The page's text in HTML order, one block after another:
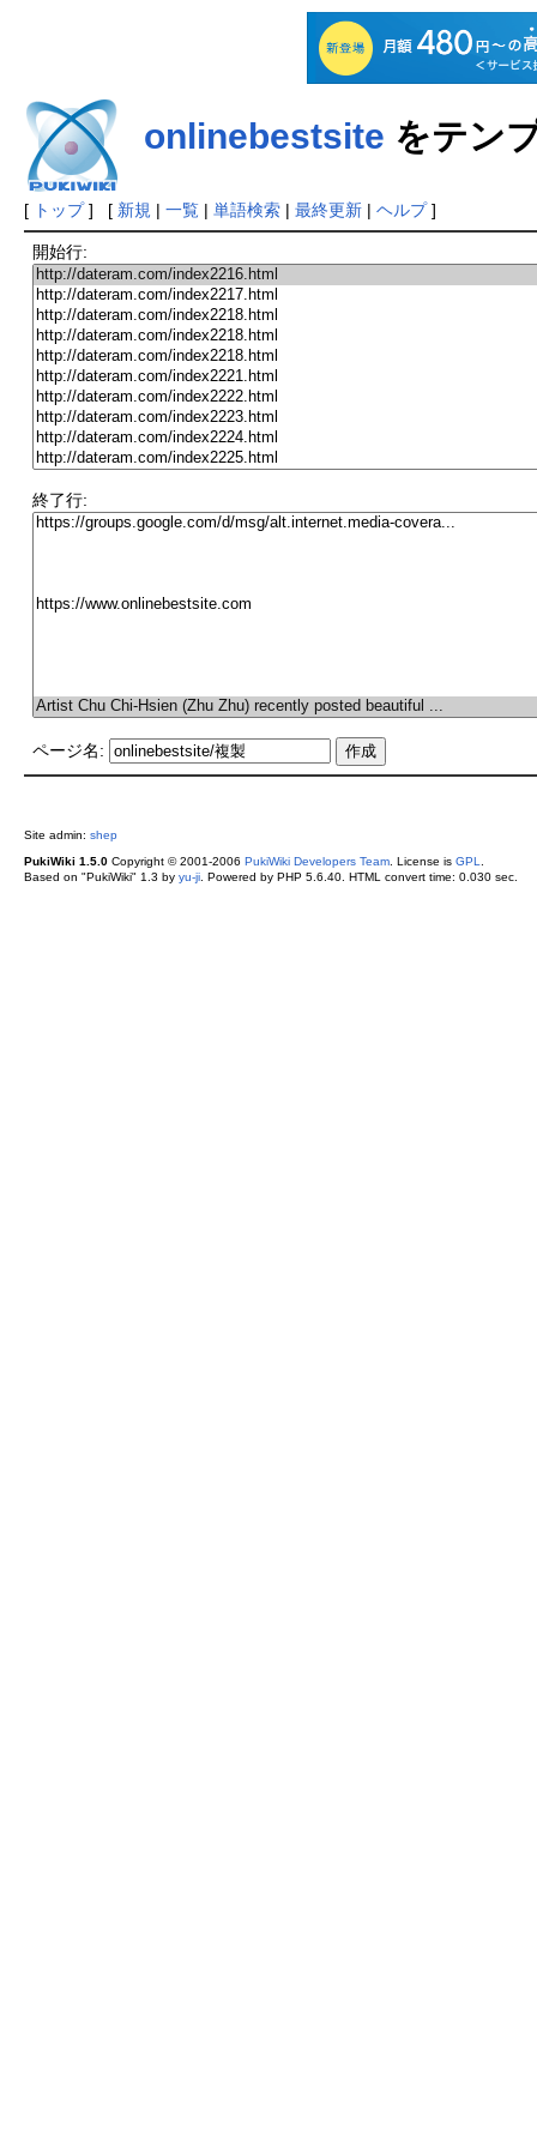
onlinebestsite をテン
[ トップ] [ 新規 | 一覧| 単語検索| 最終更新| ヘルプ]
開始行:
終了行:
ページ名:
Site admin: shep
PukiWiki 1.5.0Copyright © 2001-2006 PukiWiki Developers Team. License is GPL.
Based on "PukiWiki" 1.3 by yu-ji. Powered by PHP 5.6.40. HTML convert time: 0.030 sec.